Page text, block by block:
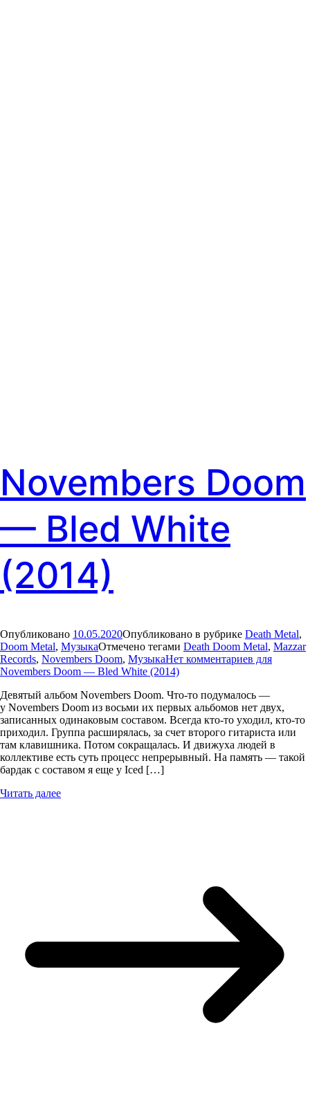
Novembers Doom
— Bled White
(2014)
Опубликовано 10.05.2020Опубликовано в рубрике Death Metal,
Doom Metal, МузыкаОтмечено тегами Death Doom Metal, Mazzar
Records, Novembers Doom, МузыкаНет комментариев для
Novembers Doom — Bled White (2014)
Девятый альбом Novembers Doom. Что-то подумалось —
у Novembers Doom из восьми их первых альбомов нет двух,
записанных одинаковым составом. Всегда кто-то уходил, кто-то
приходил. Группа расширялась, за счет второго гитариста или
там клавишника. Потом сокращалась. И движуха людей в
коллективе есть суть процесс непрерывный. На память — такой
бардак с составом я еще у Iced […]
Читать далее